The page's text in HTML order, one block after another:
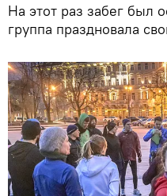
На этот раз забег был
группа праздновала